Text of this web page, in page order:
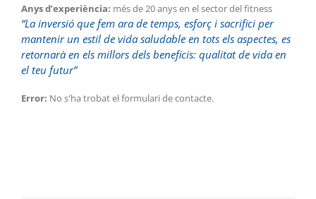
Anys d’experiència: més de 20 anys en el sector del fitness
“La inversió que fem ara de temps, esforç i sacrifici per
mantenir un estil de vida saludable en tots els aspectes, es
retornarà en els millors dels beneficis: qualitat de vida en
el teu futur”
Error: No s'ha trobat el formulari de contacte.